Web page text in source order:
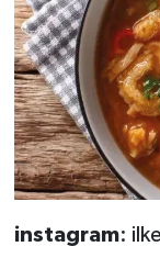
instagram: